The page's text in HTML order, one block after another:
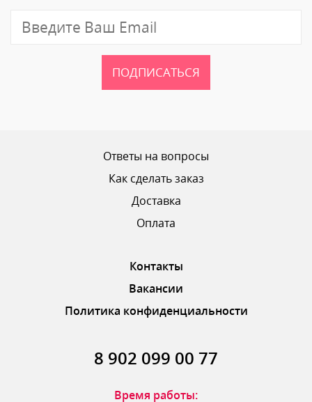
ОТПРАВИТЬ ОТЗЫВ
ПОДПИСАТЬСЯ
Ответы на вопросы
Как сделать заказ
Доставка
Оплата
Контакты
Вакансии
Политика конфиденциальности
8 902 099 00 77
Время работы: